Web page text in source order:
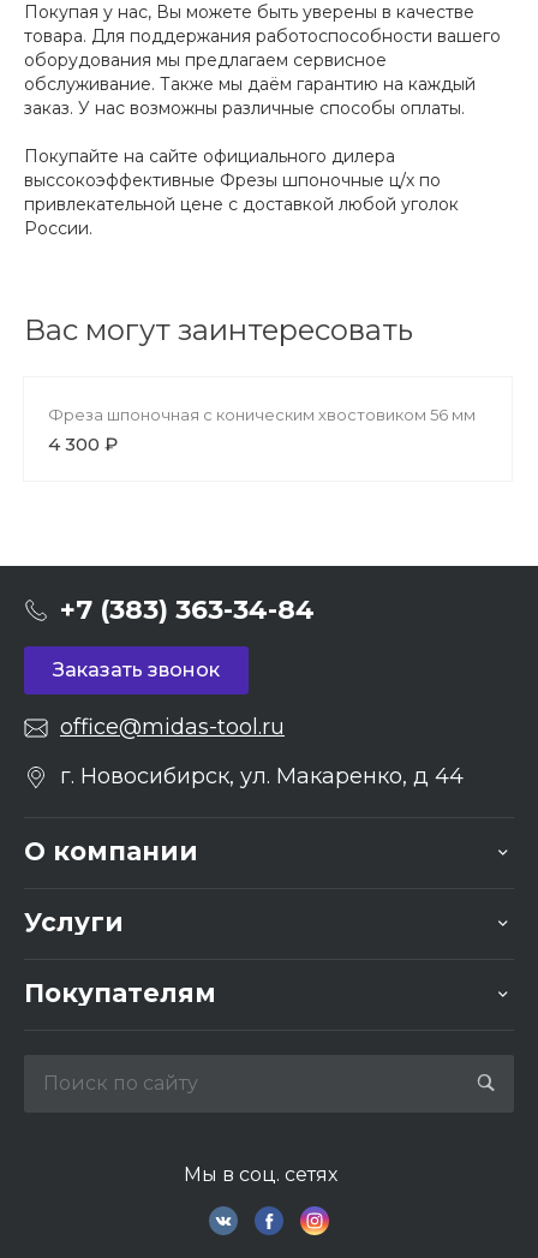
Покупая у нас, Вы можете быть уверены в качестве
товара. Для поддержания работоспособности вашего
оборудования мы предлагаем сервисное
обслуживание. Также мы даём гарантию на каждый
заказ. У нас возможны различные способы оплаты.
Покупайте на сайте официального дилера
выссокоэффективные Фрезы шпоночные ц/х по
привлекательной цене с доставкой любой уголок
России.
Вас могут заинтересовать
Фреза шпоночная с коническим хвостовиком 56 мм
4 300 ₽
+7 (383) 363-34-84
Заказать звонок
office@midas-tool.ru
г. Новосибирск, ул. Макаренко, д 44
О компании
Услуги
Покупателям
Мы в соц. сетях